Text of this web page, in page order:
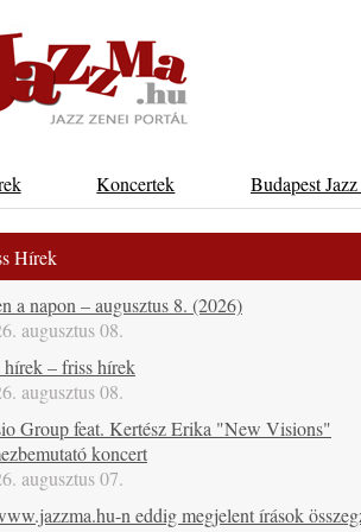
Koncertek Budapest
Hírek
a napon – augusztus 8. (2026)
augusztus 08.
– friss hírek
augusztus 08.
Group feat. Kertész Erika "New Visions"
koncert
augusztus 07.
n eddig megjelent írások